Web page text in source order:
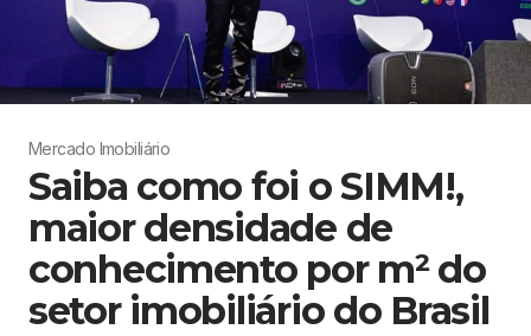
Mercado Imobiliário
Saiba como foi o SIMM!,
maior densidade de
conhecimento por m² do
setor imobiliário do Brasil